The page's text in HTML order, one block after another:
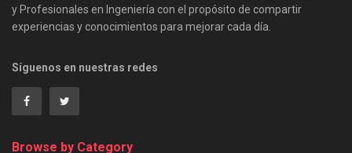
y Profesionales en Ingeniería con el propósito de compartir
experiencias y conocimientos para mejorar cada día.
Síguenos en nuestras redes
Browse by Category